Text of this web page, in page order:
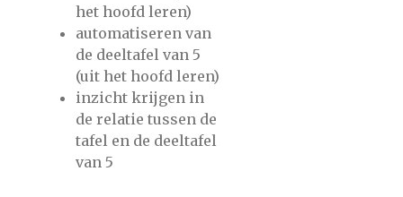
het hoofd leren)
automatiseren van
de deeltafel van 5
(uit het hoofd leren)
inzicht krijgen in
de relatie tussen de
tafel en de deeltafel
van 5